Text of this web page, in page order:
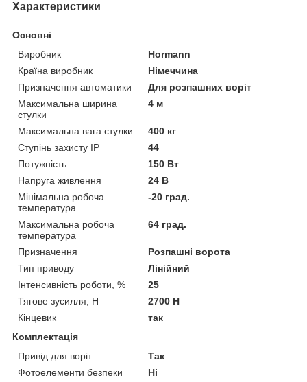
Характеристики
Основні
Виробник
Hormann
Країна виробник
Німеччина
Призначення автоматики
Для розпашних воріт
Максимальна ширина
стулки
4 м
Максимальна вага стулки
400 кг
Ступінь захисту IP
44
Потужність
150 Вт
Напруга живлення
24 В
Мінімальна робоча
температура
-20 град.
Максимальна робоча
температура
64 град.
Призначення
Розпашні ворота
Тип приводу
Лінійний
Інтенсивність роботи, %
25
Тягове зусилля, Н
2700 Н
Кінцевик
так
Комплектація
Привід для воріт
Так
Фотоелементи безпеки
Ні